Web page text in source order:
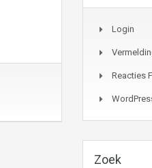
Login
Reacties
Zoek